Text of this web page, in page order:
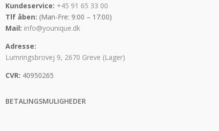
Kundeservice: +45 91 65 33 00
Tlf åben: (Man-Fre: 9:00 – 17:00)
Mail: info@younique.dk
Adresse:
Lumringsbrovej 9, 2670 Greve (Lager)
CVR: 40950265
BETALINGSMULIGHEDER